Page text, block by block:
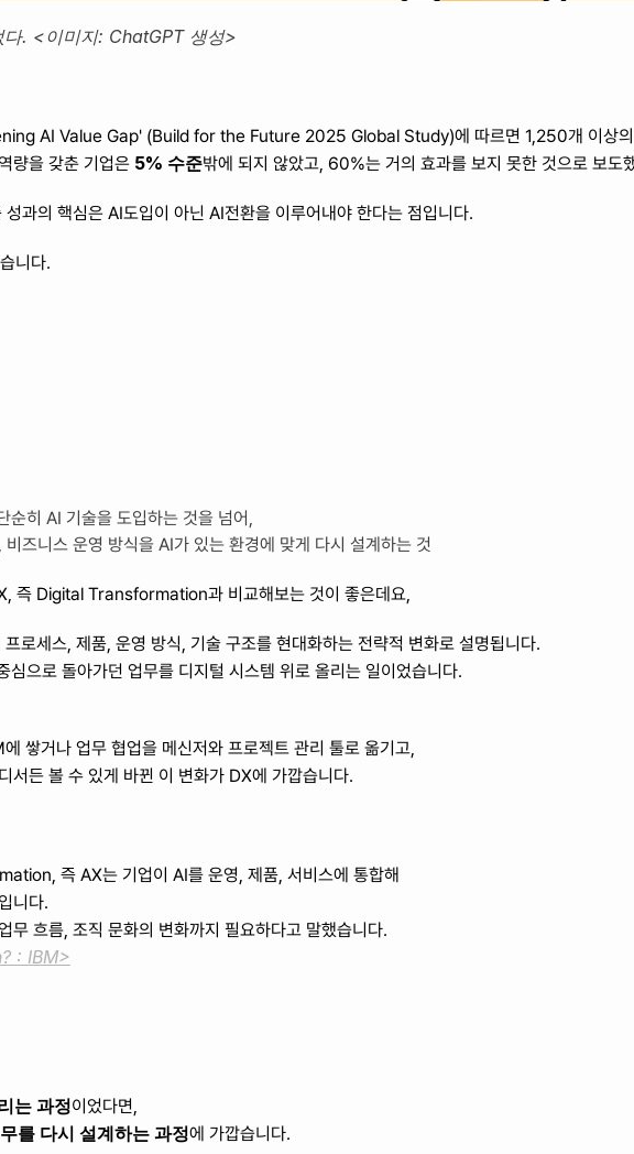
. <이미지: ChatGPT 생성>
AI Value Gap' (Build for the Future 2025 Global Study)에 따르면 1,250개 이상의
량을 갖춘 기업은 5% 수준밖에 되지 않았고, 60%는 거의 효과를 보지 못한 것으로 보도
과의 핵심은 AI도입이 아닌 AI전환을 이루어내야 한다는 점입니다.
니다.
순히 AI 기술을 도입하는 것을 넘어,
즈니스 운영 방식을 AI가 있는 환경에 맞게 다시 설계하는 것
즉 Digital Transformation과 비교해보는 것이 좋은데요,
로세스, 제품, 운영 방식, 기술 구조를 현대화하는 전략적 변화로 설명됩니다.
심으로 돌아가던 업무를 디지털 시스템 위로 올리는 일이었습니다.
쌓거나 업무 협업을 메신저와 프로젝트 관리 툴로 옮기고,
서든 볼 수 있게 바뀐 이 변화가 DX에 가깝습니다.
즉 AX는 기업이 AI를 운영, 제품, 서비스에 통합해
니다.
무 흐름, 조직 문화의 변화까지 필요하다고 말했습니다.
: IBM>
는 과정이었다면,
를 다시 설계하는 과정에 가깝습니다.